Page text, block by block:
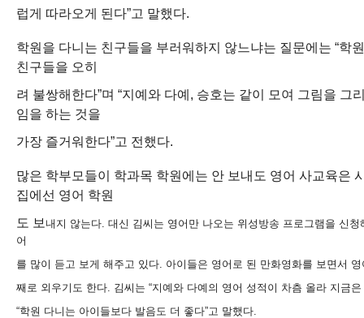
럽게 따라오게 된다”고 말했다.
학원을 다니는 친구들을 부러워하지 않느냐는 질문에는 “학
친구들을 오히
려 불쌍해한다”며 “지예와 다예, 승호는 같이 모여 그림을 그
임을 하는 것을
가장 즐거워한다”고 전했다.
많은 학부모들이 학과목 학원에는 안 보내도 영어 사교육은
집에선 영어 학원
도 보 내지 않는다. 대신 김씨는 영어만 나오는 위성방송 프로그램을 신청
어
를 많이 듣고 보게 해주고 있다. 아이들은 영어로 된 만화영화를 보면서
째로 외우기도 한다. 김씨는 “지예와 다예의 영어 성적이 차츰 올라 지금
“학원 다니는 아이들보다 발음도 더 좋다”고 말했다.